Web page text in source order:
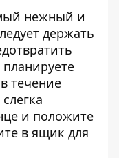
нежный и
держать
течение
и положите
в ящик для